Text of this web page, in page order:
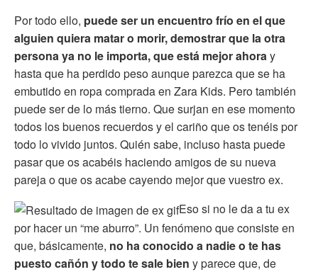
Por todo ello, puede ser un encuentro frío en el que
alguien quiera matar o morir, demostrar que la otra
persona ya no le importa, que está mejor ahoray
hasta que ha perdido peso aunque parezca que se ha
embutido en ropa comprada en Zara Kids. Pero también
puede ser de lo más tierno. Que surjan en ese momento
todos los buenos recuerdos y el cariño que os tenéis por
todo lo vivido juntos. Quién sabe, incluso hasta puede
pasar que os acabéis haciendo amigos de su nueva
pareja o que os acabe cayendo mejor que vuestro ex.
Eso si no le da a tu ex
por hacer un “me aburro”. Un fenómeno que consiste en
que, básicamente, no ha conocido a nadie o te has
puesto cañón y todo te sale bien y parece que, de